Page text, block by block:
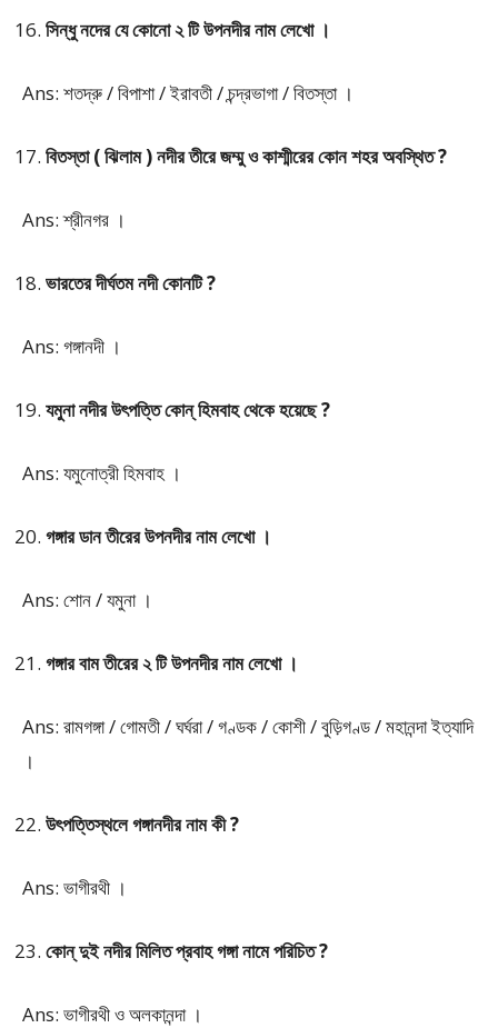
সিন্ধু নদের যে কোনো ২ টি উপনদীর নাম লেখো ।
Ans: শতদ্রু / বিপাশা / ইরাবতী / চন্দ্রভাগা / বিতস্তা ।
বিতস্তা ( ঝিলাম ) নদীর তীরে জম্মু ও কাশ্মীরের কোন শহর অবস্থিত ?
Ans: শ্রীনগর ।
ভারতের দীর্ঘতম নদী কোনটি ?
Ans: গঙ্গানদী ।
যমুনা নদীর উৎপত্তি কোন্ হিমবাহ থেকে হয়েছে ?
Ans: যমুনোত্রী হিমবাহ ।
গঙ্গার ডান তীরের উপনদীর নাম লেখো ।
Ans: শোন / যমুনা ।
গঙ্গার বাম তীরের ২ টি উপনদীর নাম লেখো ।
Ans: রামগঙ্গা / গোমতী / ঘর্ঘরা / গণ্ডক / কোশী / বুড়িগণ্ড / মহানন্দা ইত্যাদি
।
উৎপত্তিস্থলে গঙ্গানদীর নাম কী ?
Ans: ভাগীরথী ।
কোন্ দুই নদীর মিলিত প্রবাহ গঙ্গা নামে পরিচিত ?
Ans: ভাগীরথী ও অলকানন্দা ।